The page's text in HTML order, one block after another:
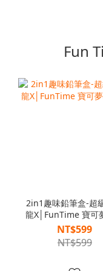
Fun
2in1趣味鉛筆盒-超
龍X│FunTime 寶可
款
NT$599
NT$599